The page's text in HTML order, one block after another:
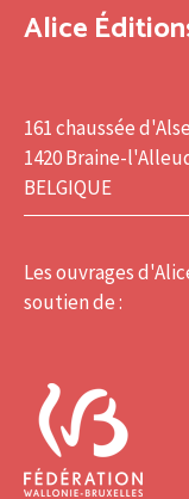
Alice
161 chaussée
1420 Braine-
BELGIQUE
Les ouvrages
soutien de :